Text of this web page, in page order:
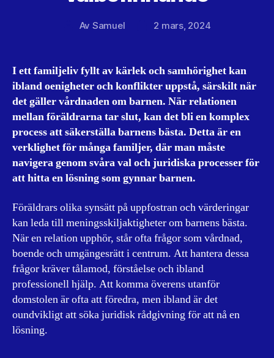
Inläggsförfattare
Av Samuel Inläggsdatum
2 mars, 2024
I ett familjeliv fyllt av kärlek och samhörighet kan
ibland oenigheter och konflikter uppstå, särskilt när
det gäller vårdnaden om barnen. När relationen
mellan föräldrarna tar slut, kan det bli en komplex
process att säkerställa barnens bästa. Detta är en
verklighet för många familjer, där man måste
navigera genom svåra val och juridiska processer för
att hitta en lösning som gynnar barnen.
Föräldrars olika synsätt på uppfostran och värderingar
kan leda till meningsskiljaktigheter om barnens bästa.
När en relation upphör, står ofta frågor som vårdnad,
boende och umgängesrätt i centrum. Att hantera dessa
frågor kräver tålamod, förståelse och ibland
professionell hjälp. Att komma överens utanför
domstolen är ofta att föredra, men ibland är det
oundvikligt att söka juridisk rådgivning för att nå en
lösning.